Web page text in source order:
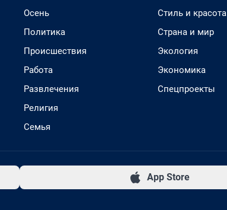
Осень
Политика
Происшествия
Работа
Развлечения
Религия
Семья
Стиль и красота
Страна и мир
Экология
Экономика
Спецпроекты
App Store